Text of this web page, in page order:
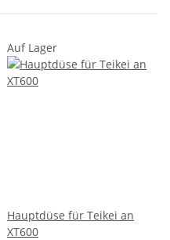
Auf Lager
Hauptdüse für Teikei an
XT600